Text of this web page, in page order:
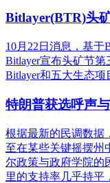
Bitlayer(BTR)头
10月22日消息，基于
Bitlayer宣布头矿节
Bitlayer和五大生态
特朗普获选呼声
根据最新的民调数据
至在某些关键摇摆州
尔政策与政府学院的
里的支持率几乎持